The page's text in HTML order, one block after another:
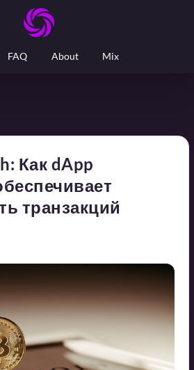
FAQ About Mix
Как dApp
транзакций